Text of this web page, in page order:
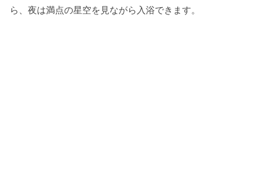
ら、夜は満点の星空を見ながら入浴できます。